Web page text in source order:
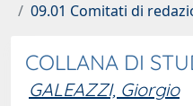
09.01 Comitati di
COLLANA DI
GALEAZZI, Giorgio